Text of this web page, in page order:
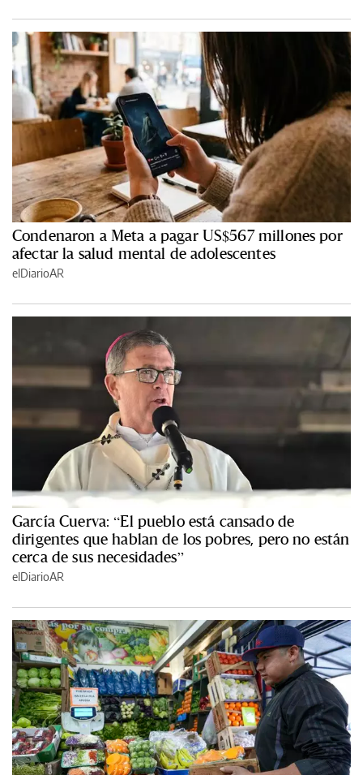
Condenaron a Meta a pagar US$567 millones por
afectar la salud mental de adolescentes
elDiarioAR
García Cuerva: “El pueblo está cansado de
dirigentes que hablan de los pobres, pero no están
cerca de sus necesidades”
elDiarioAR